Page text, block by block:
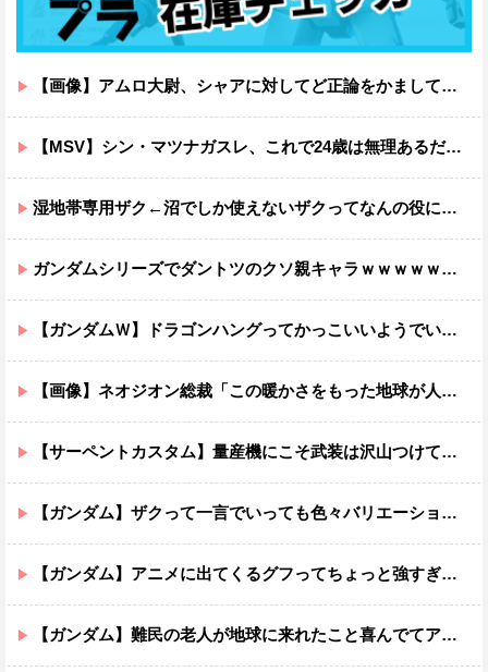
【画像】アムロ大尉、シャアに対してど正論をかましてしまうｗｗｗｗｗｗｗｗｗｗ
【MSV】シン・マツナガスレ、これで24歳は無理あるだろ…
湿地帯専用ザク←沼でしか使えないザクってなんの役に立つ設定なんだ？
ガンダムシリーズでダントツのクソ親キャラｗｗｗｗｗｗｗｗｗｗｗｗ
【ガンダムＷ】ドラゴンハングってかっこいいようでいて実は全然かっこよくないのでは？
【画像】ネオジオン総裁「この暖かさをもった地球が人間さえ破壊するんだ（汗だく）」
【サーペントカスタム】量産機にこそ武装は沢山つけてほしいよね
【ガンダム】ザクって一言でいっても色々バリエーションがあるよね
【ガンダム】アニメに出てくるグフってちょっと強すぎじゃない？
【ガンダム】難民の老人が地球に来れたこと喜んでてアレ？連邦もやってることヤバくない？ってなる